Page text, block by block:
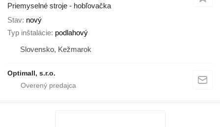
Priemyselné stroje - hobľovačka
Stav nový
Typ inštalácie podlahový
Slovensko, Kežmarok
Optimall, s.r.o.